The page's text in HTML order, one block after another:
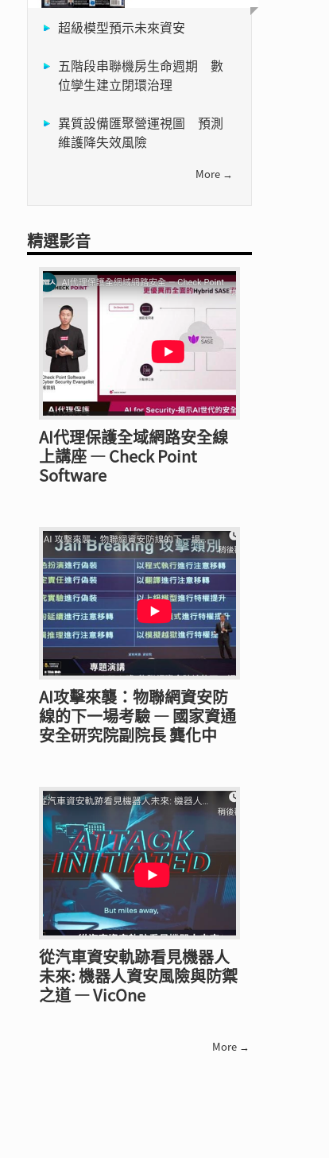
超級模型預示未來資安
五階段串聯機房生命週期 數
位孿生建立閉環治理
異質設備匯聚營運視圖 預測
維護降失效風險
More →
精選影音
AI代理保護全域網路安全線
上講座 — Check Point
Software
AI攻擊來襲：物聯網資安防
線的下一場考驗 — 國家資通
安全研究院副院長 龔化中
從汽車資安軌跡看見機器人
未來: 機器人資安風險與防禦
之道 — VicOne
More →